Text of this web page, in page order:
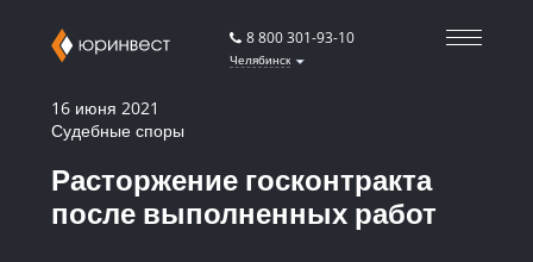
8 800 301-93-10
Челябинск
16 июня 2021
Судебные споры
Расторжение госконтракта
после выполненных работ